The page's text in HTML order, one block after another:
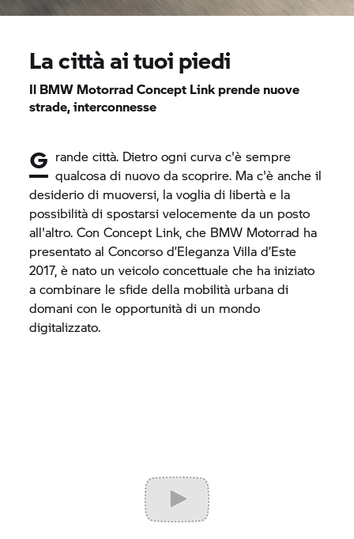
La città ai tuoi piedi
Il BMW Motorrad Concept Link prende nuove
strade, interconnesse
G rande città. Dietro ogni curva c'è sempre
qualcosa di nuovo da scoprire. Ma c'è anche il
desiderio di muoversi, la voglia di libertà e la
possibilità di spostarsi velocemente da un posto
all'altro. Con Concept Link, che BMW Motorrad ha
presentato al Concorso d’Eleganza Villa d’Este
2017, è nato un veicolo concettuale che ha iniziato
a combinare le sfide della mobilità urbana di
domani con le opportunità di un mondo
digitalizzato.